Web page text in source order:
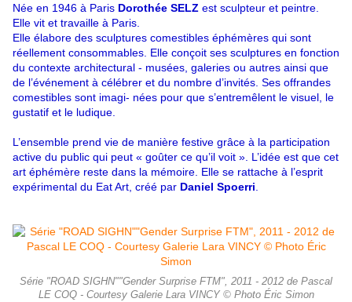
Née en 1946 à Paris Dorothée SELZ est sculpteur et peintre.
Elle vit et travaille à Paris.
Elle élabore des sculptures comestibles éphémères qui sont
réellement consommables. Elle conçoit ses sculptures en fonction
du contexte architectural - musées, galeries ou autres ainsi que
de l’événement à célébrer et du nombre d’invités. Ses offrandes
comestibles sont imagi- nées pour que s’entremêlent le visuel, le
gustatif et le ludique.
L’ensemble prend vie de manière festive grâce à la participation
active du public qui peut « goûter ce qu’il voit ». L’idée est que cet
art éphémère reste dans la mémoire. Elle se rattache à l’esprit
expérimental du Eat Art, créé par Daniel Spoerri
Série "ROAD SIGHN""Gender Surprise FTM", 2011 - 2012 de Pascal
LE COQ - Courtesy Galerie Lara VINCY © Photo Éric Simon